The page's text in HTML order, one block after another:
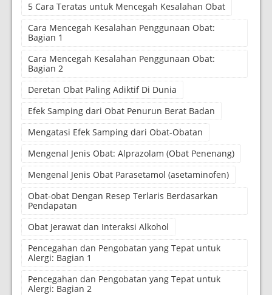
5 Cara Teratas untuk Mencegah Kesalahan Obat
Cara Mencegah Kesalahan Penggunaan Obat:
Bagian 1
Cara Mencegah Kesalahan Penggunaan Obat:
Bagian 2
Deretan Obat Paling Adiktif Di Dunia
Efek Samping dari Obat Penurun Berat Badan
Mengatasi Efek Samping dari Obat-Obatan
Mengenal Jenis Obat: Alprazolam (Obat Penenang)
Mengenal Jenis Obat Parasetamol (asetaminofen)
Obat-obat Dengan Resep Terlaris Berdasarkan
Pendapatan
Obat Jerawat dan Interaksi Alkohol
Pencegahan dan Pengobatan yang Tepat untuk
Alergi: Bagian 1
Pencegahan dan Pengobatan yang Tepat untuk
Alergi: Bagian 2